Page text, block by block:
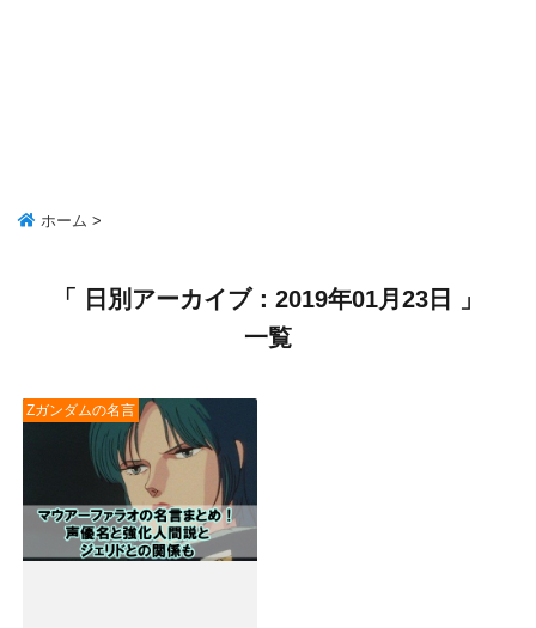
ホーム >
「 日別アーカイブ：2019年01月23日 」
一覧
Zガンダムの名言